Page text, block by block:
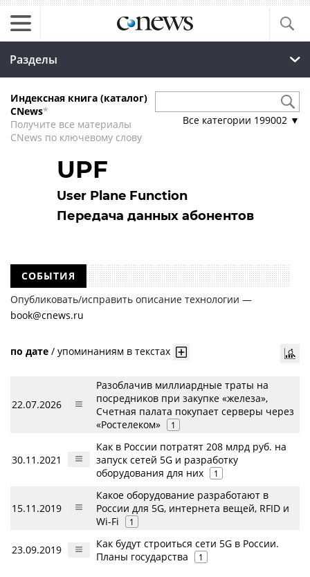
Разделы
Индексная книга (каталог)
CNews*
Получите все материалы
CNews по ключевому слову
Все категории 199002 ▼
UPF
User Plane Function
Передача данных абонентов
СОБЫТИЯ
Опубликовать/исправить описание технологии —
book@cnews.ru
по дате / упоминаниям в текстах
22.07.2026
Разоблачив миллиардные траты на
посредников при закупке «железа»,
Счетная палата покупает серверы через
«Ростелеком»
1
30.11.2021
Как в России потратят 208 млрд руб. на
запуск сетей 5G и разработку
оборудования для них
1
15.11.2019
Какое оборудование разработают в
России для 5G, интернета вещей, RFID и
Wi-Fi
1
23.09.2019
Как будут строиться сети 5G в России.
Планы государства
1